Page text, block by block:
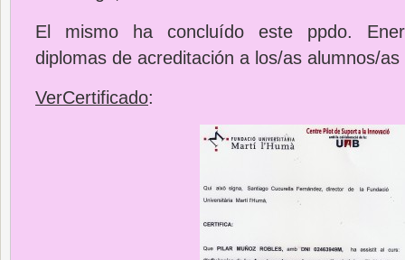
El mismo ha concluído este ppdo.
diplomas de acreditación a los/as alumnos/
VerCertificado: